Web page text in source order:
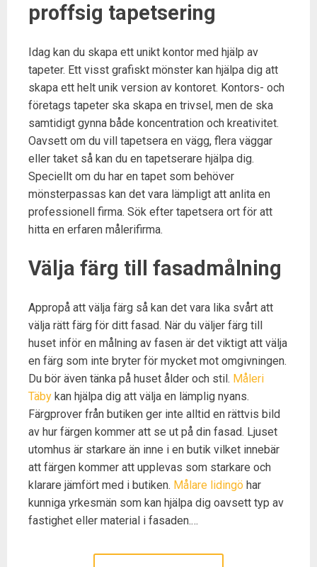
proffsig tapetsering
Idag kan du skapa ett unikt kontor med hjälp av
tapeter. Ett visst grafiskt mönster kan hjälpa dig att
skapa ett helt unik version av kontoret. Kontors- och
företags tapeter ska skapa en trivsel, men de ska
samtidigt gynna både koncentration och kreativitet.
Oavsett om du vill tapetsera en vägg, flera väggar
eller taket så kan du en tapetserare hjälpa dig.
Speciellt om du har en tapet som behöver
mönsterpassas kan det vara lämpligt att anlita en
professionell firma. Sök efter tapetsera ort för att
hitta en erfaren målerifirma.
Välja färg till fasadmålning
Appropå att välja färg så kan det vara lika svårt att
välja rätt färg för ditt fasad. När du väljer färg till
huset inför en målning av fasen är det viktigt att välja
en färg som inte bryter för mycket mot omgivningen.
Du bör även tänka på huset ålder och stil. Måleri
Täby kan hjälpa dig att välja en lämplig nyans.
Färgprover från butiken ger inte alltid en rättvis bild
av hur färgen kommer att se ut på din fasad. Ljuset
utomhus är starkare än inne i en butik vilket innebär
att färgen kommer att upplevas som starkare och
klarare jämfört med i butiken. Målare lidingö har
kunniga yrkesmän som kan hjälpa dig oavsett typ av
fastighet eller material i fasaden.…